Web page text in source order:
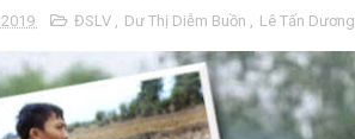
ĐSLV , Dư Thị Diễm Buồn , Lê Tấn Dương